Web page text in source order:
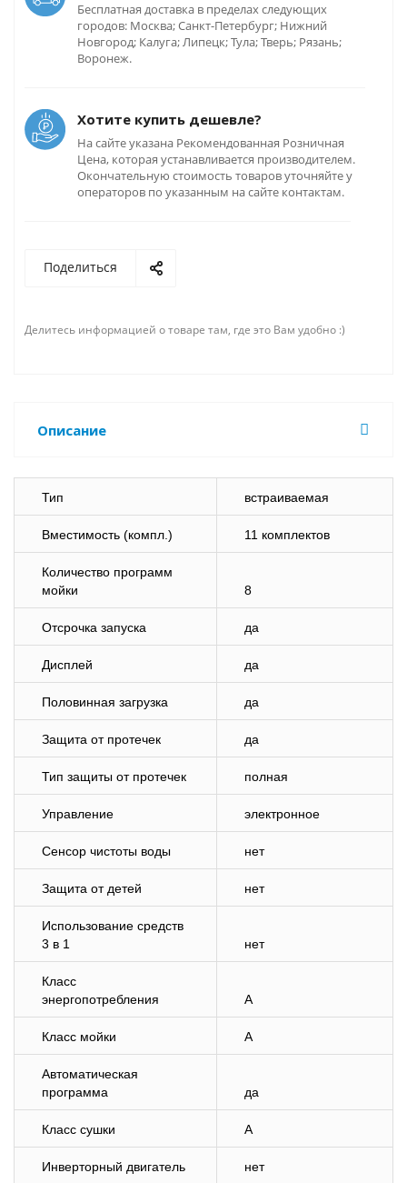
Бесплатная доставка в пределах следующих
городов: Москва; Санкт-Петербург; Нижний
Новгород; Калуга; Липецк; Тула; Тверь; Рязань;
Воронеж.
Хотите купить дешевле?
На сайте указана Рекомендованная Розничная
Цена, которая устанавливается производителем.
Окончательную стоимость товаров уточняйте у
операторов по указанным на сайте контактам.
Поделиться
Делитесь информацией о товаре там, где это Вам удобно :)
Описание
Тип встраиваемая
Вместимость (компл.) 11 комплектов
Количество программ
мойки
8
Отсрочка запуска да
Дисплей да
Половинная загрузка да
Защита от протечек да
Тип защиты от протечек полная
Управление электронное
Сенсор чистоты воды нет
Защита от детей нет
Использование средств
3 в 1
нет
Класс
энергопотребления
A
Класс мойки A
Автоматическая
программа
да
Класс сушки A
Инверторный двигатель нет